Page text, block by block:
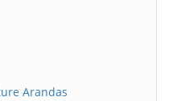
Arandas